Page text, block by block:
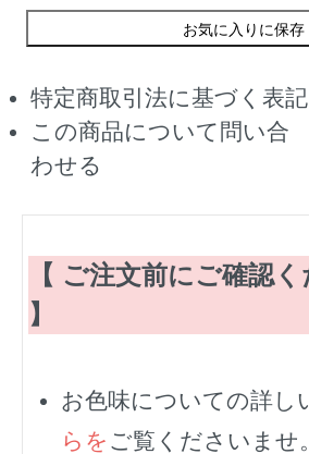
お気に入りに保存
特定商取引法に基づく表記
この商品について問い合
わせる
【 ご注文前にご確認
】
お色味についての詳し
らを ご覧くださいませ。